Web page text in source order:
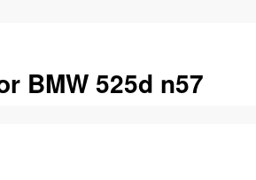
BMW 525d n57